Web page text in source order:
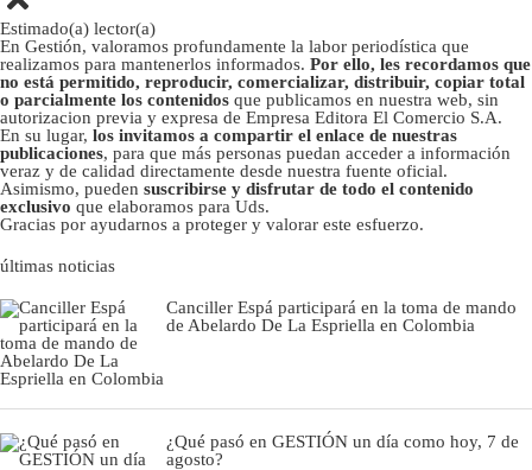
Estimado(a) lector(a)
En Gestión, valoramos profundamente la labor periodística que
realizamos para mantenerlos informados. Por ello, les recordamos que
no está permitido, reproducir, comercializar, distribuir, copiar total
o parcialmente los contenidos que publicamos en nuestra web, sin
autorizacion previa y expresa de Empresa Editora El Comercio S.A.
En su lugar, los invitamos a compartir el enlace de nuestras
publicaciones, para que más personas puedan acceder a información
veraz y de calidad directamente desde nuestra fuente oficial.
Asimismo, pueden suscribirse y disfrutar de todo el contenido
exclusivo que elaboramos para Uds.
Gracias por ayudarnos a proteger y valorar este esfuerzo.
últimas noticias
Canciller Espá participará en la toma de mando
de Abelardo De La Espriella en Colombia
¿Qué pasó en GESTIÓN un día como hoy, 7 de
agosto?